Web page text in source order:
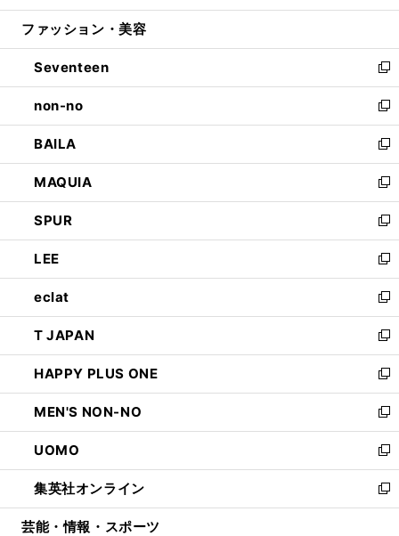
開
ウ
開
く
ン
ウ
で
開
く
ウ
ン
ド
ウ
で
開
く
ファッション・美容
Seventeen
新
し
い
ウ
ィ
ン
ド
ウ
で
開
く
non-no
新
し
い
ウ
ィ
ン
ド
ウ
で
開
く
BAILA
新
し
い
ウ
ィ
ン
ド
ウ
で
開
く
MAQUIA
新
し
い
ウ
ィ
ン
ド
ウ
で
開
く
SPUR
新
し
い
ウ
ィ
ン
ド
ウ
で
開
く
LEE
新
し
い
ウ
ィ
ン
ド
ウ
で
開
く
eclat
新
し
い
ウ
ィ
ン
ド
ウ
で
開
く
T JAPAN
新
し
い
ウ
ィ
ン
ド
ウ
で
開
HAPPY PLUS ONE
新
し
い
ウ
ィ
ン
ド
ウ
MEN'S NON-NO
新
し
い
ウ
ィ
ン
UOMO
新
し
い
ウ
集英社オンライン
新
し
芸能・情報・スポーツ